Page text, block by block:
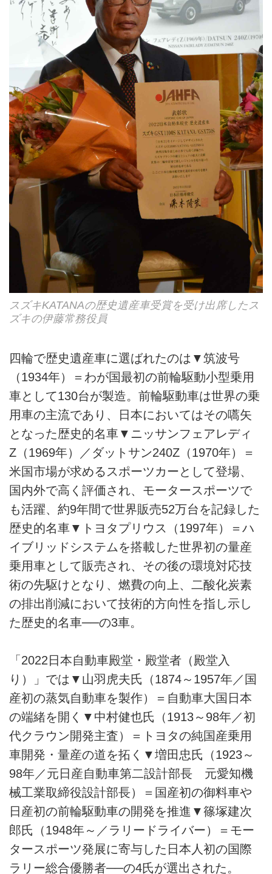
スズキKATANAの歴史遺産車受賞を受け出席したス
ズキの伊藤常務役員
四輪で歴史遺産車に選ばれたのは▼筑波号
（1934年）＝わが国最初の前輪駆動小型乗用
車として130台が製造。前輪駆動車は世界の乗
用車の主流であり、日本においてはその嚆矢
となった歴史的名車▼ニッサンフェアレディ
Z（1969年）／ダットサン240Z（1970年）＝
米国市場が求めるスポーツカーとして登場、
国内外で高く評価され、モータースポーツで
も活躍、約9年間で世界販売52万台を記録した
歴史的名車▼トヨタプリウス（1997年）＝ハ
イブリッドシステムを搭載した世界初の量産
乗用車として販売され、その後の環境対応技
術の先駆けとなり、燃費の向上、二酸化炭素
の排出削減において技術的方向性を指し示し
た歴史的名車──の3車。
「2022日本自動車殿堂・殿堂者（殿堂入
り）」では▼山羽虎夫氏（1874～1957年／国
産初の蒸気自動車を製作）＝自動車大国日本
の端緒を開く▼中村健也氏（1913～98年／初
代クラウン開発主査）＝トヨタの純国産乗用
車開発・量産の道を拓く▼増田忠氏（1923～
98年／元日産自動車第二設計部長 元愛知機
械工業取締役設計部長）＝国産初の御料車や
日産初の前輪駆動車の開発を推進▼篠塚建次
郎氏（1948年～／ラリードライバー）＝モー
タースポーツ発展に寄与した日本人初の国際
ラリー総合優勝者──の4氏が選出された。